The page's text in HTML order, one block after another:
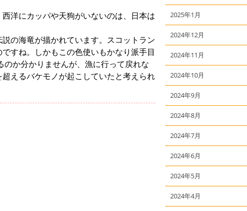
洋にカッパや天狗がいないのは、日本は
の海竜が描かれています。スコットラン
すね。しかもこの色使いもかなり派手目
か分かりませんが、漁に行って戻れな
えるバケモノが起こしていたと考えられ
2025年1月
2024年12月
2024年11月
2024年10月
2024年9月
2024年8月
2024年7月
2024年6月
2024年5月
2024年4月